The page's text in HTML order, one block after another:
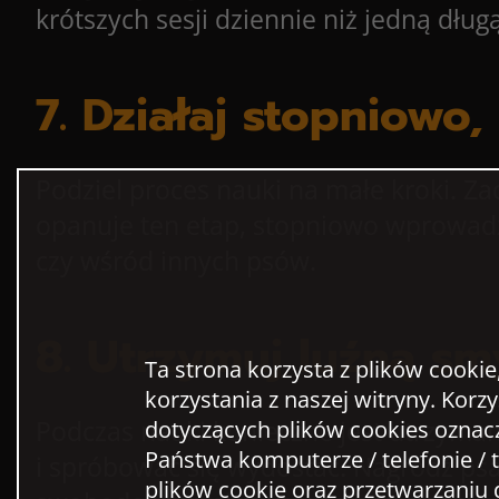
krótszych sesji dziennie niż jedną
7. Działaj
8. Utrzymuj luźną
Podczas nauki konieczne jest
i spróbować się wydostać. Nagródź
Ta strona korzysta z plików
korzystania z naszej witryny.
dotyczących plików cookies
Państwa komputerze / telefonie /
plików cookie oraz przetwarzaniu